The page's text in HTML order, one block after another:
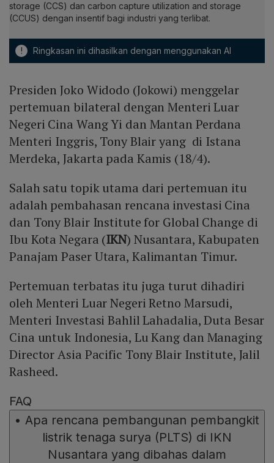
storage (CCS) dan carbon capture utilization and storage
(CCUS) dengan insentif bagi industri yang terlibat.
! Ringkasan ini dihasilkan dengan menggunakan AI
Presiden Joko Widodo (Jokowi) menggelar
pertemuan bilateral dengan Menteri Luar
Negeri Cina Wang Yi dan Mantan Perdana
Menteri Inggris, Tony Blair yang di Istana
Merdeka, Jakarta pada Kamis (18/4).
Salah satu topik utama dari pertemuan itu
adalah pembahasan rencana investasi Cina
dan Tony Blair Institute for Global Change di
Ibu Kota Negara (IKN) Nusantara, Kabupaten
Panajam Paser Utara, Kalimantan Timur.
Pertemuan terbatas itu juga turut dihadiri
oleh Menteri Luar Negeri Retno Marsudi,
Menteri Investasi Bahlil Lahadalia, Duta Besar
Cina untuk Indonesia, Lu Kang dan Managing
Director Asia Pacific Tony Blair Institute, Jalil
Rasheed.
FAQ
• Apa rencana pembangunan pembangkit
listrik tenaga surya (PLTS) di IKN
Nusantara yang dibahas dalam